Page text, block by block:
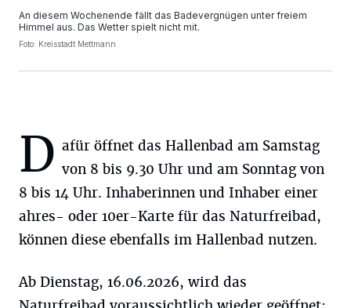
An diesem Wochenende fällt das Badevergnügen unter freiem
Himmel aus. Das Wetter spielt nicht mit.
Foto: Kreisstadt Mettmann
D afür öffnet das Hallenbad am Samstag
von 8 bis 9.30 Uhr und am Sonntag von
8 bis 14 Uhr. Inhaberinnen und Inhaber einer
ahres- oder 10er-Karte für das Naturfreibad,
können diese ebenfalls im Hallenbad nutzen.
Ab Dienstag, 16.06.2026, wird das